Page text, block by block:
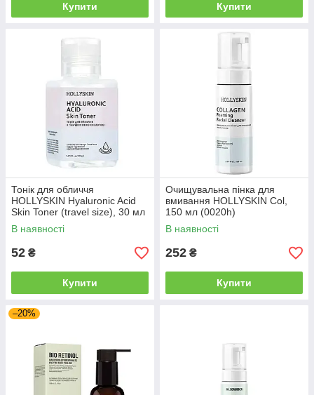
Купити Купити
Тонік для обличчя
HOLLYSKIN Hyaluronic Acid
Skin Toner (travel size), 30 мл
(0074h)
В наявності
52 ₴
Купити
Очищувальна пінка для
вмивання HOLLYSKIN Col,
150 мл (0020h)
В наявності
252 ₴
Купити
–20%